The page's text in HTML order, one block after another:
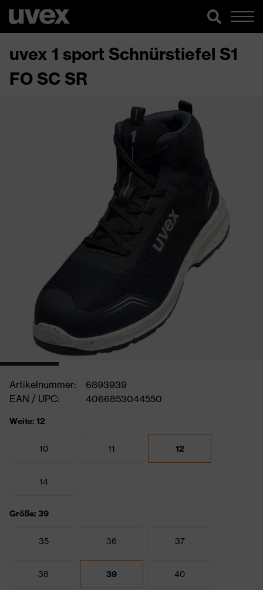
uvex 1 sport Schnürstiefel S1
FO SC SR
Artikelnummer:
6893939
EAN / UPC:
4066853044550
Weite: 12
10 11 12
14
Größe: 39
35 36 37
38 39 40